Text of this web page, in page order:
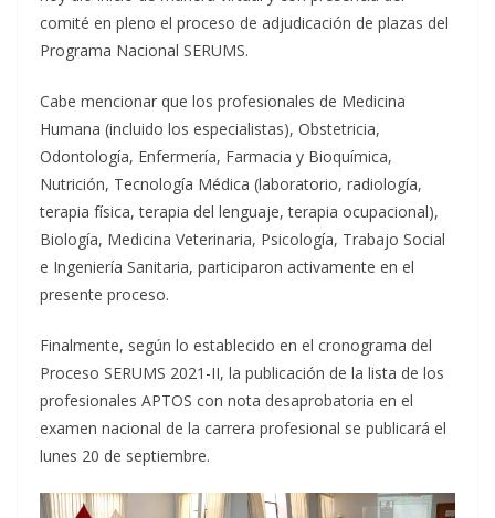
comité en pleno el proceso de adjudicación de plazas del
Programa Nacional SERUMS.
Cabe mencionar que los profesionales de Medicina
Humana (incluido los especialistas), Obstetricia,
Odontología, Enfermería, Farmacia y Bioquímica,
Nutrición, Tecnología Médica (laboratorio, radiología,
terapia física, terapia del lenguaje, terapia ocupacional),
Biología, Medicina Veterinaria, Psicología, Trabajo Social
e Ingeniería Sanitaria, participaron activamente en el
presente proceso.
Finalmente, según lo establecido en el cronograma del
Proceso SERUMS 2021-II, la publicación de la lista de los
profesionales APTOS con nota desaprobatoria en el
examen nacional de la carrera profesional se publicará el
lunes 20 de septiembre.